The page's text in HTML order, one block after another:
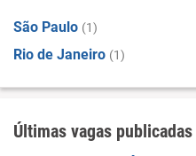
São Paulo (1)
Rio de Janeiro (1)
Últimas vagas publicadas